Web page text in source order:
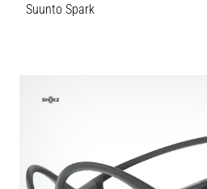
Suunto Spark